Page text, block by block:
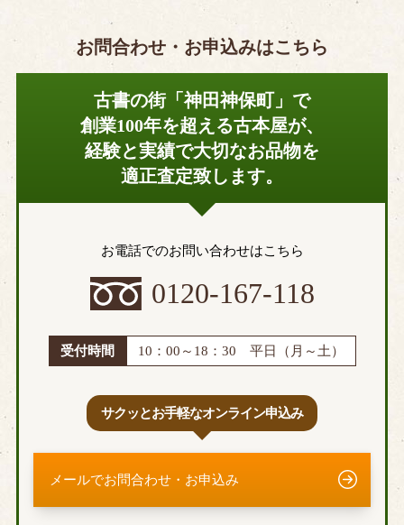
千代田区
豊島区
練馬区
文京区
目黒区
中野区
日野市
調布市
国立市
府中市
昭島市
小金井市
国分寺市
立川市
多摩市
東久留米市
東村山市
東大和市
町田市
武蔵野市
武蔵村山市
お問合わせ・お申込みはこちら
古書の街「神田神保町」で
創業100年を超える古本屋が、
経験と実績で大切なお品物を
適正査定致します。
お電話でのお問い合わせはこちら
0120-167-118
受付時間 10：00～18：30 平日（月～土）
サクッとお手軽なオンライン申込み
メールでお問合わせ・お申込み